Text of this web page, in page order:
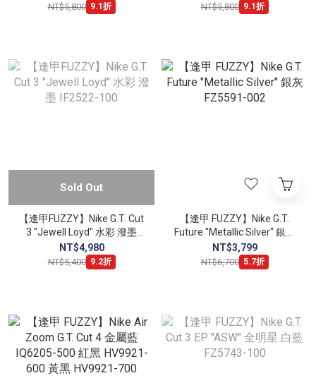
NT$5,800 9.1折 NT$5,800 9.1折
Sold Out
【逢甲FUZZY】Nike G.T. Cut
3 "Jewell Loyd" 水彩 潑墨
IF2522-100
NT$4,980
NT$5,400 9.2折
【逢甲 FUZZY】Nike G.T.
Future "Metallic Silver" 銀灰
FZ5591-002
NT$3,799
NT$6,700 5.7折